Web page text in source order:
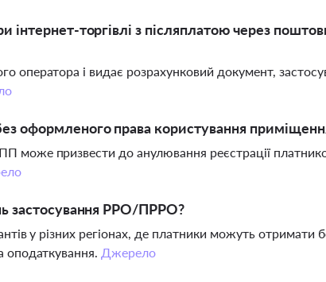
торгівлі з післяплатою через
оператора і видає розрахунковий документ,
оформленого права користування
може призвести до анулювання реєстрації
застосування РРО/ПРРО?
у різних регіонах, де платники можуть отримати
оподаткування. Джерело